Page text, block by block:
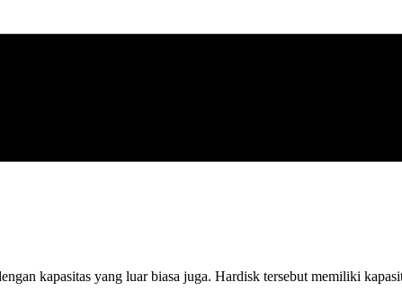
kapasitas yang luar biasa juga. Hardisk tersebut memiliki